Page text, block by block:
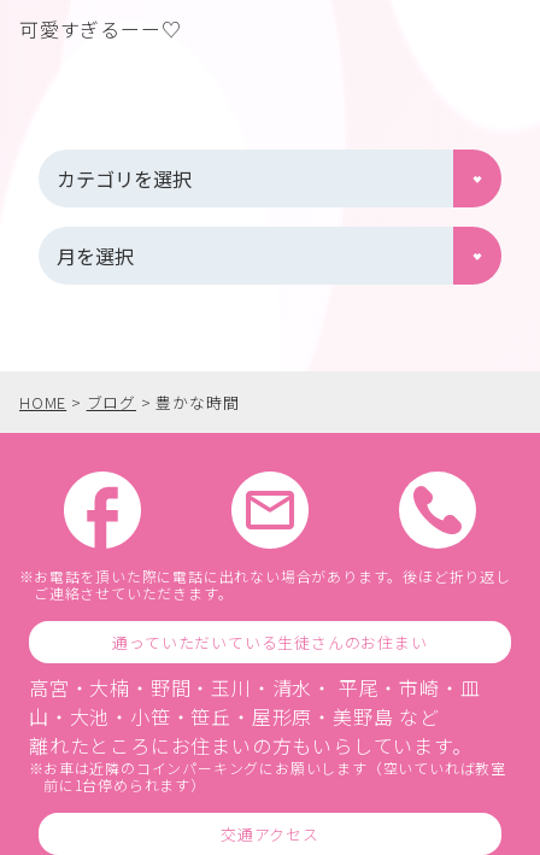
可愛すぎるーー♡
HOME > ブログ > 豊かな時間
お電話を頂いた際に電話に出れない場合があります。後ほど折り返し
ご連絡させていただきます。
通っていただいている生徒さんのお住まい
高宮・大楠・野間・玉川・清水・ 平尾・市崎・皿
山・大池・小笹・笹丘・屋形原・美野島 など
離れたところにお住まいの方もいらしています。
お車は近隣のコインパーキングにお願いします（空いていれば教室
前に1台停められます）
交通アクセス